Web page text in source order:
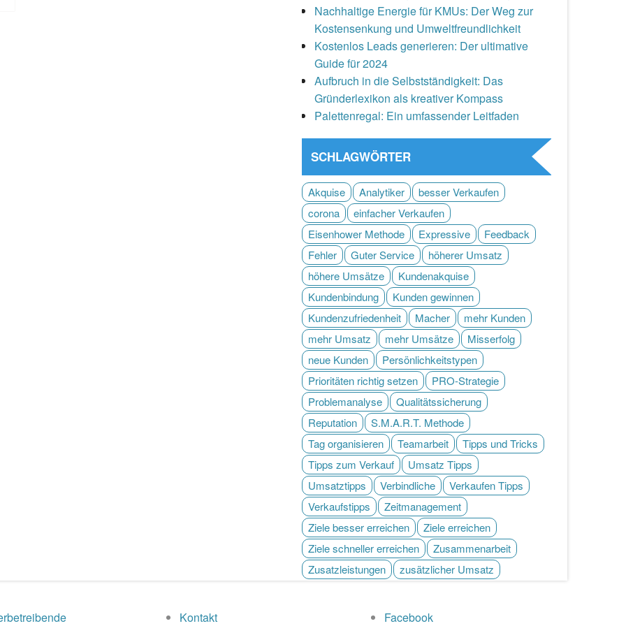
Nachhaltige Energie für KMUs: Der Weg zur
Kostensenkung und Umweltfreundlichkeit
Kostenlos Leads generieren: Der ultimative
Guide für 2024
Aufbruch in die Selbstständigkeit: Das
Gründerlexikon als kreativer Kompass
Palettenregal: Ein umfassender Leitfaden
SCHLAGWÖRTER
Akquise Analytiker
besser Verkaufen
corona
einfacher Verkaufen
Eisenhower Methode
Expressive
Feedback
Fehler
Guter Service
höherer Umsatz
höhere Umsätze
Kundenakquise
Kundenbindung
Kunden gewinnen
Kundenzufriedenheit
Macher
mehr Kunden
mehr Umsatz
mehr Umsätze
Misserfolg
neue Kunden
Persönlichkeitstypen
Prioritäten richtig setzen
PRO-Strategie
Problemanalyse
Qualitätssicherung
Reputation
S.M.A.R.T. Methode
Tag organisieren
Teamarbeit
Tipps und Tricks
Tipps zum Verkauf
Umsatz Tipps
Umsatztipps
Verbindliche
Verkaufen Tipps
Verkaufstipps
Zeitmanagement
Ziele besser erreichen
Ziele erreichen
Ziele schneller erreichen
Zusammenarbeit
Zusatzleistungen
zusätzlicher Umsatz
Kontakt Facebook